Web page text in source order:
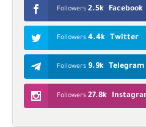
Facebook
2.5k
Followers
Twitter
4.4k
Followers
Telegram
9.9k
Followers
27.8k
Followers